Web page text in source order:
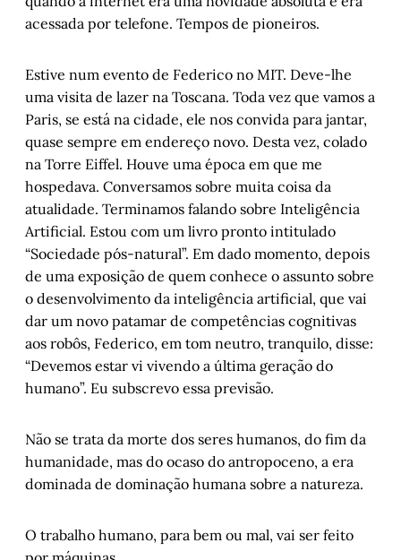
acessada por telefone. Tempos de pioneiros.
Estive num evento de Federico no MIT. Deve-lhe
uma visita de lazer na Toscana. Toda vez que vamos a
Paris, se está na cidade, ele nos convida para jantar,
quase sempre em endereço novo. Desta vez, colado
na Torre Eiffel. Houve uma época em que me
hospedava. Conversamos sobre muita coisa da
atualidade. Terminamos falando sobre Inteligência
Artificial. Estou com um livro pronto intitulado
“Sociedade pós-natural”. Em dado momento, depois
de uma exposição de quem conhece o assunto sobre
o desenvolvimento da inteligência artificial, que vai
dar um novo patamar de competências cognitivas
aos robôs, Federico, em tom neutro, tranquilo, disse:
“Devemos estar vi vivendo a última geração do
humano”. Eu subscrevo essa previsão.
Não se trata da morte dos seres humanos, do fim da
humanidade, mas do ocaso do antropoceno, a era
dominada de dominação humana sobre a natureza.
O trabalho humano, para bem ou mal, vai ser feito